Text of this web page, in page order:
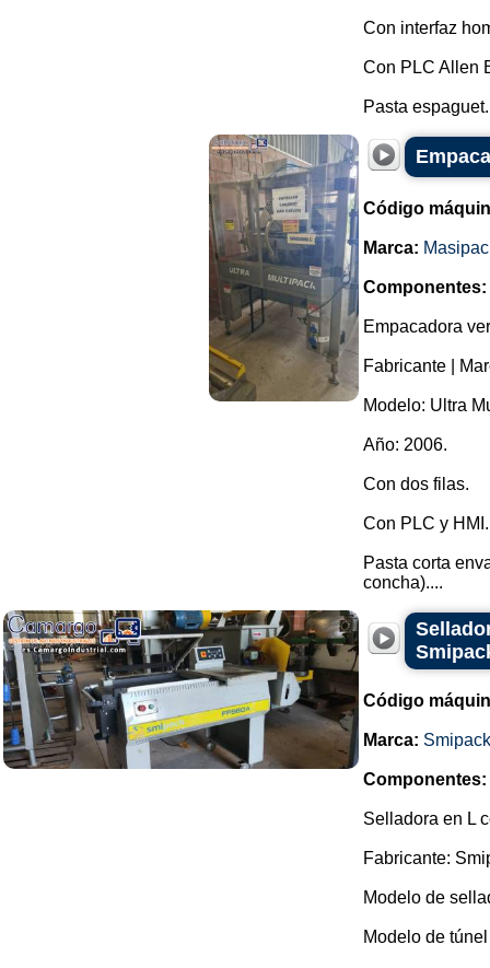
Con interfaz
Con PLC Allen
Pasta
Código
Marca:
Componentes:
Empacadora
Fabricante |
Modelo: Ultra
Año: 2006.
Con dos filas.
Con PLC y HMI.
Pasta corta
concha)....
Código
Marca: Smipack
Componentes:
Selladora en L
Fabricante:
Modelo de
Modelo de